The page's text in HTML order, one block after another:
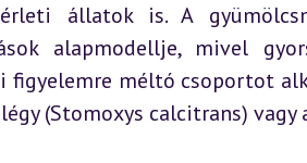
állatok is. A
alapmodellje, mivel
figyelemre méltó csoportot
(Stomoxys calcitrans) vagy